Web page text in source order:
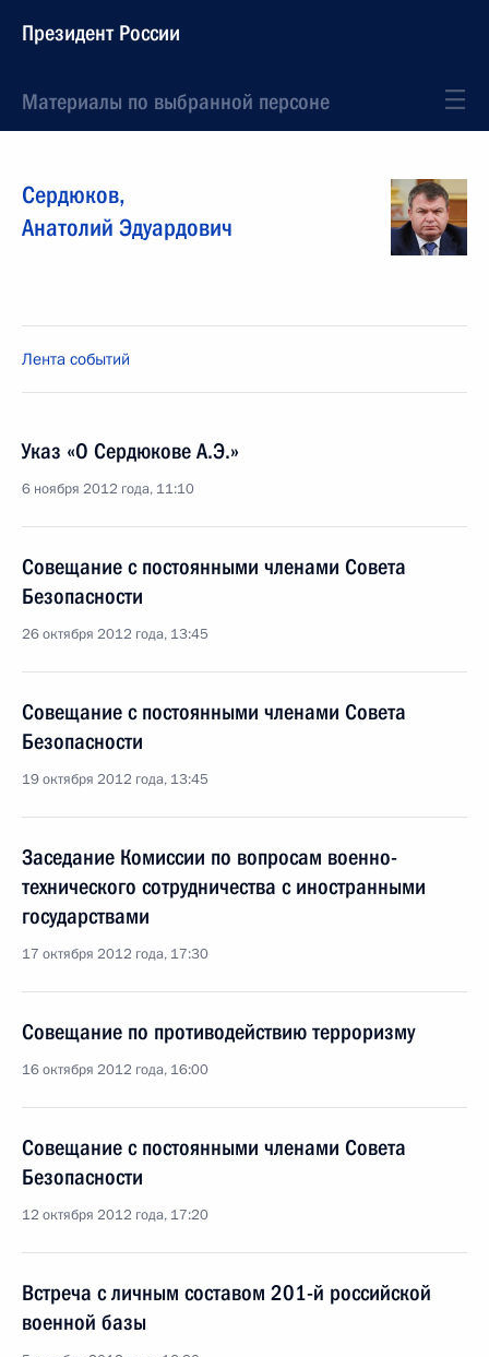
Президент России
Материалы по выбранной персоне
Сердюков,
Анатолий Эдуардович
Лента событий
Указ «О Сердюкове А.Э.»
6 ноября 2012 года, 11:10
Совещание с постоянными членами Совета
Безопасности
26 октября 2012 года, 13:45
Совещание с постоянными членами Совета
Безопасности
19 октября 2012 года, 13:45
Заседание Комиссии по вопросам военно-
технического сотрудничества с иностранными
государствами
17 октября 2012 года, 17:30
Совещание по противодействию терроризму
16 октября 2012 года, 16:00
Совещание с постоянными членами Совета
Безопасности
12 октября 2012 года, 17:20
Встреча с личным составом 201-й российской
военной базы